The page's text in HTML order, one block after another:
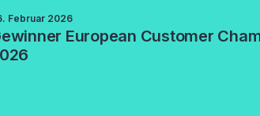
Februar 2026
European Customer